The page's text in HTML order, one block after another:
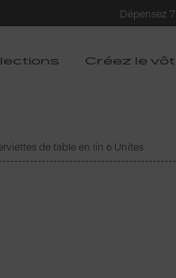
Dépensez
Créez le
de table en lin 6 Unites